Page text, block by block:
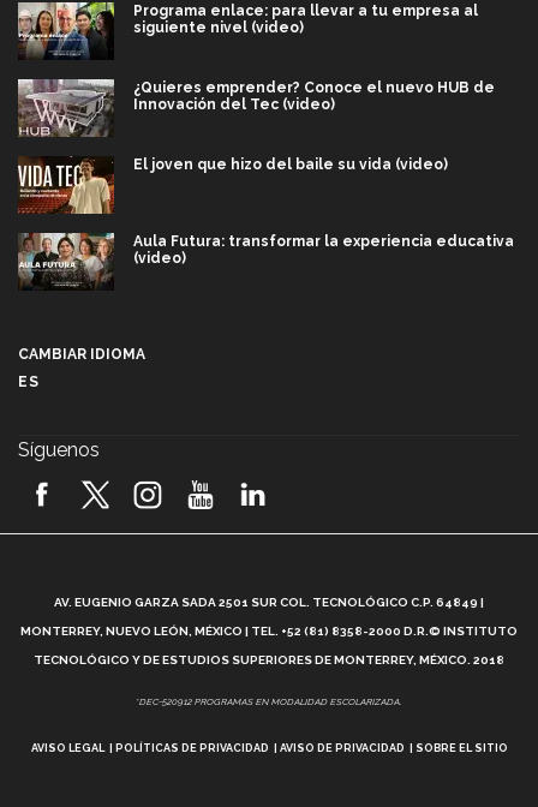
Programa enlace: para llevar a tu empresa al
siguiente nivel (video)
¿Quieres emprender? Conoce el nuevo HUB de
Innovación del Tec (video)
El joven que hizo del baile su vida (video)
Aula Futura: transformar la experiencia educativa
(video)
2026! (video)
¿Cómo es el Modelo Educativo Tec? (video)
Vida Tec: Feminismo e Inteligencia Artificial, Paola
CAMBIAR IDIOMA
ES
Síguenos
AV. EUGENIO GARZA SADA 2501 SUR COL. TECNOLÓGICO C.P. 64849 |
MONTERREY, NUEVO LEÓN, MÉXICO | TEL. +52 (81) 8358-2000 D.R.© INSTITUTO
TECNOLÓGICO Y DE ESTUDIOS SUPERIORES DE MONTERREY, MÉXICO. 2018
*DEC-520912 PROGRAMAS EN MODALIDAD ESCOLARIZADA.
AVISO LEGAL POLÍTICAS DE PRIVACIDAD AVISO DE PRIVACIDAD SOBRE EL SITIO